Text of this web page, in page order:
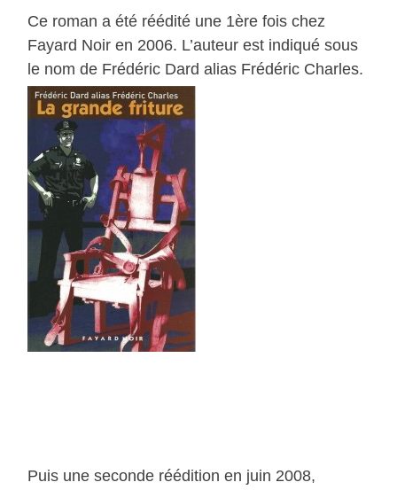
Ce roman a été réédité une 1ère fois chez
Fayard Noir en 2006. L’auteur est indiqué sous
le nom de Frédéric Dard alias Frédéric Charles.
Puis une seconde réédition en juin 2008,